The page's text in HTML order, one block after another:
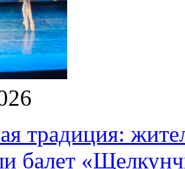
традиция:
балет